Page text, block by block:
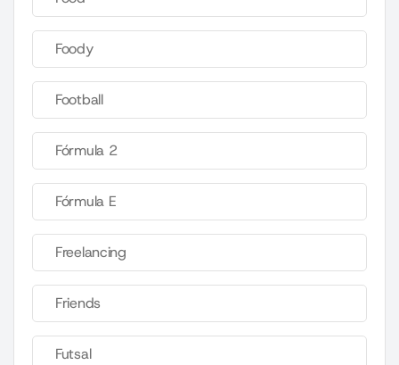
Foody
Football
Fórmula 2
Fórmula E
Freelancing
Friends
Futsal